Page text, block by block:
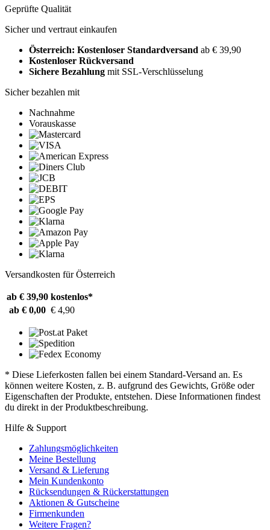
Geprüfte Qualität
Sicher und vertraut einkaufen
Österreich: Kostenloser Standardversand ab € 39,90
Kostenloser Rückversand
Sichere Bezahlung mit SSL-Verschlüsselung
Sicher bezahlen mit
Nachnahme
Vorauskasse
Versandkosten für Österreich
ab € 39,90 kostenlos*
ab € 0,00 € 4,90
* Diese Lieferkosten fallen bei einem Standard-Versand an. Es
können weitere Kosten, z. B. aufgrund des Gewichts, Größe oder
Eigenschaften der Produkte, entstehen. Diese Informationen findest
du direkt in der Produktbeschreibung.
Hilfe & Support
Zahlungsmöglichkeiten
Meine Bestellung
Versand & Lieferung
Mein Kundenkonto
Rücksendungen & Rückerstattungen
Aktionen & Gutscheine
Firmenkunden
Weitere Fragen?